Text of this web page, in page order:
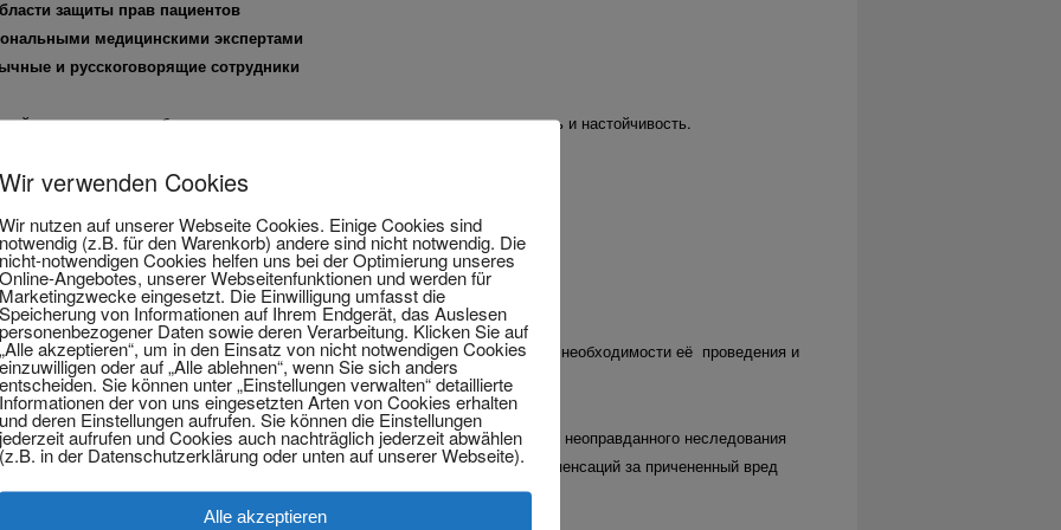
защиты прав пациентов
медицинскими экспертами
и русскоговорящие сотрудники
вред здоровью и болевые последствия я проявляю последовательность и настойчивость.
врач недостаточно разъяснил пациенту следующие моменты:
(точность и объём)
доказательств того, что пациент получил разъяснения о типе операции, необходимости её проведения и
за приченение вреда здоровью.
в соответствии с медицинскими стандартами и протоколами. Случаи неоправданного неследования
ошибкой. Пациент имеет право востребовать с врача выплаты компенсаций за причененный вред
Wir verwenden Cookies
Wir nutzen auf unserer Webseite Cookies. Einige Cookies sind
notwendig (z.B. für den Warenkorb) andere sind nicht notwendig. Die
nicht-notwendigen Cookies helfen uns bei der Optimierung unseres
Online-Angebotes, unserer Webseitenfunktionen und werden für
Marketingzwecke eingesetzt. Die Einwilligung umfasst die
Speicherung von Informationen auf Ihrem Endgerät, das Auslesen
personenbezogener Daten sowie deren Verarbeitung. Klicken Sie auf
„Alle akzeptieren“, um in den Einsatz von nicht notwendigen Cookies
einzuwilligen oder auf „Alle ablehnen“, wenn Sie sich anders
entscheiden. Sie können unter „Einstellungen verwalten“ detaillierte
Informationen der von uns eingesetzten Arten von Cookies erhalten
und deren Einstellungen aufrufen. Sie können die Einstellungen
jederzeit aufrufen und Cookies auch nachträglich jederzeit abwählen
(z.B. in der Datenschutzerklärung oder unten auf unserer Webseite).
Alle akzeptieren